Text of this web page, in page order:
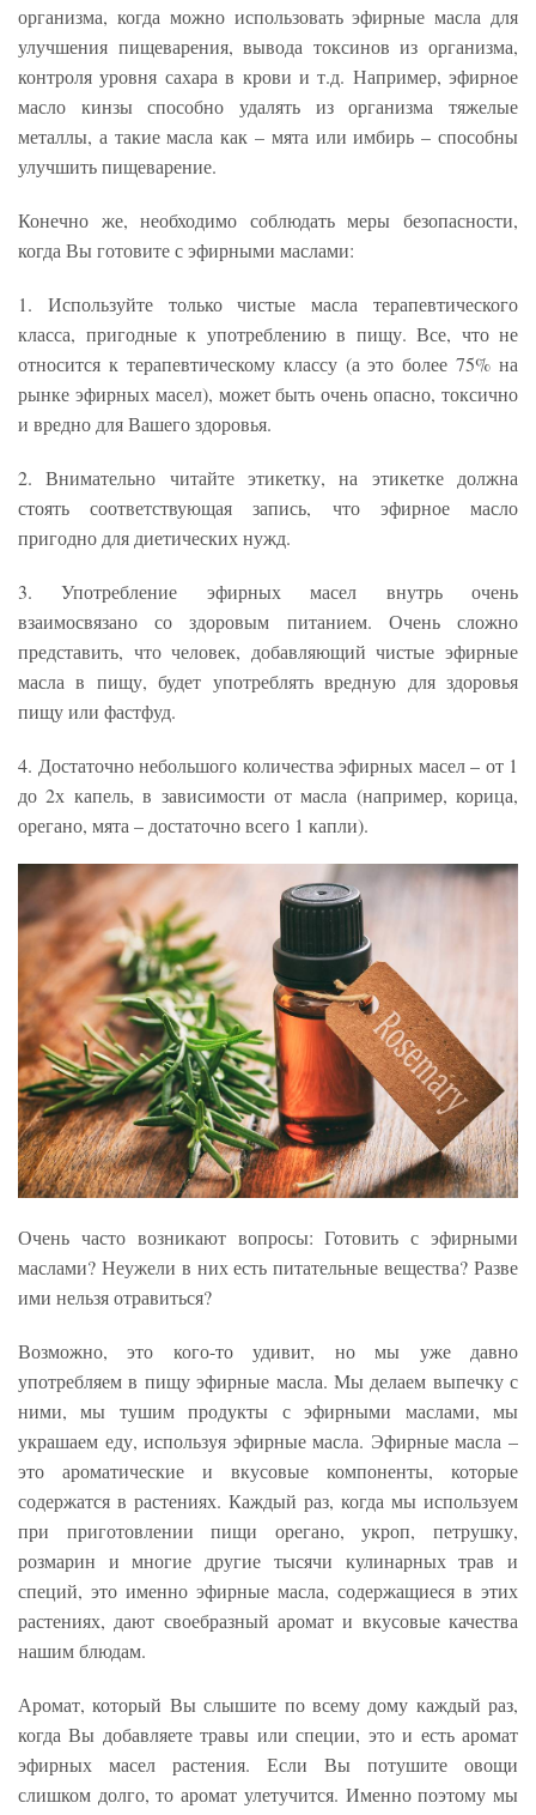
организма, когда можно использовать эфирные масла для
улучшения пищеварения, вывода токсинов из организма,
контроля уровня сахара в крови и т.д. Например, эфирное
масло кинзы способно удалять из организма тяжелые
металлы, а такие масла как – мята или имбирь – способны
улучшить пищеварение.
Конечно же, необходимо соблюдать меры безопасности,
когда Вы готовите с эфирными маслами:
1. Используйте только чистые масла терапевтического
класса, пригодные к употреблению в пищу. Все, что не
относится к терапевтическому классу (а это более 75% на
рынке эфирных масел), может быть очень опасно, токсично
и вредно для Вашего здоровья.
2. Внимательно читайте этикетку, на этикетке должна
стоять соответствующая запись, что эфирное масло
пригодно для диетических нужд.
3. Употребление эфирных масел внутрь очень
взаимосвязано со здоровым питанием. Очень сложно
представить, что человек, добавляющий чистые эфирные
масла в пищу, будет употреблять вредную для здоровья
пищу или фастфуд.
4. Достаточно небольшого количества эфирных масел – от 1
до 2х капель, в зависимости от масла (например, корица,
орегано, мята – достаточно всего 1 капли).
Очень часто возникают вопросы: Готовить с эфирными
маслами? Неужели в них есть питательные вещества? Разве
ими нельзя отравиться?
Возможно, это кого-то удивит, но мы уже давно
употребляем в пищу эфирные масла. Мы делаем выпечку с
ними, мы тушим продукты с эфирными маслами, мы
украшаем еду, используя эфирные масла. Эфирные масла –
это ароматические и вкусовые компоненты, которые
содержатся в растениях. Каждый раз, когда мы используем
при приготовлении пищи орегано, укроп, петрушку,
розмарин и многие другие тысячи кулинарных трав и
специй, это именно эфирные масла, содержащиеся в этих
растениях, дают своебразный аромат и вкусовые качества
нашим блюдам.
Аромат, который Вы слышите по всему дому каждый раз,
когда Вы добавляете травы или специи, это и есть аромат
эфирных масел растения. Если Вы потушите овощи
слишком долго, то аромат улетучится. Именно поэтому мы